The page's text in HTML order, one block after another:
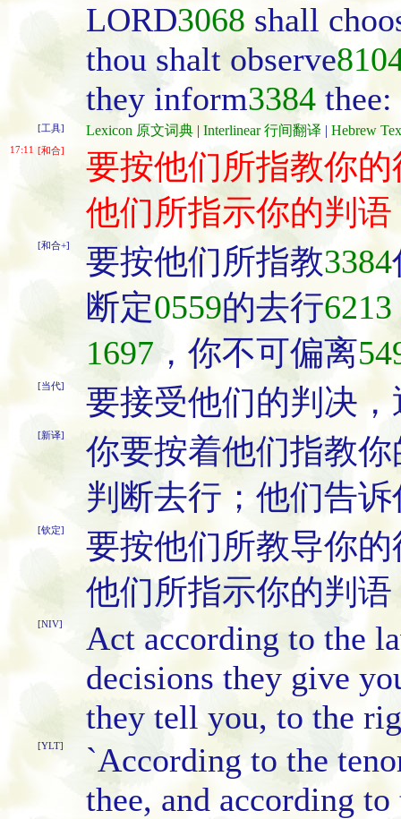
LORD3068 shall
thou shalt observe
they inform3384 thee:
[工具] Lexicon 原文词典 | Interlinear 行间翻译 | Hebrew
17:11 [和合]
要按他们所指教你
他们所指示你的判
[和合+] 要按他们所指教3384
断定0559的去行6213
1697 ，你不可偏离
[当代] 要接受他们的判决
[新译]
你要按着他们指教
判断去行；他们告
[钦定]
要按他们所教导你
他们所指示你的判
[NIV]
Act according to the
decisions they give
they tell you, to the
[YLT]
`According to the
thee, and according